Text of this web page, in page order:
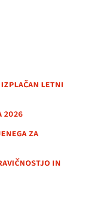
izplačan letni
za
in